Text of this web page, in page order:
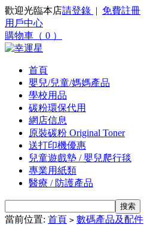
歡迎光臨本店請登錄 | 免費註冊
用戶中心
購物車（ 0 ）
首頁
嬰兒/兒童/媽媽產品
學校用品
碳粉環保代用
網店信息
原裝碳粉 Original Toner
送打印機優惠
兒童遊戲墊 / 嬰兒爬行毯
專業用紙類
醫療 / 防護產品
當前位置: 首頁 > 數碼產品及配件